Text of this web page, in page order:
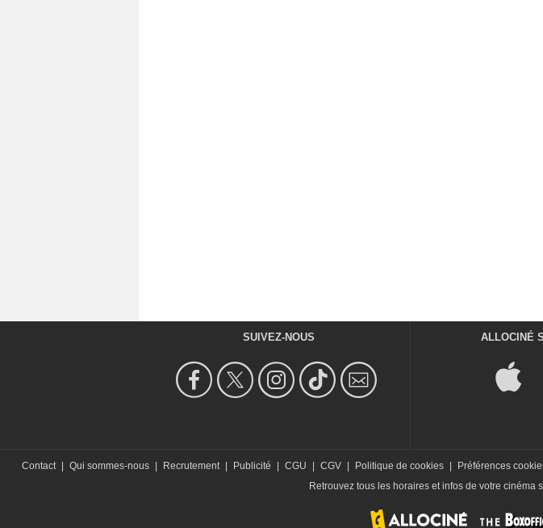
SUIVEZ-NOUS ALLOCINÉ
Contact Qui sommes-nous Recrutement Publicité CGU CGV Politique de cookies Préférences
Retrouvez tous les horaires et infos de votre cinéma